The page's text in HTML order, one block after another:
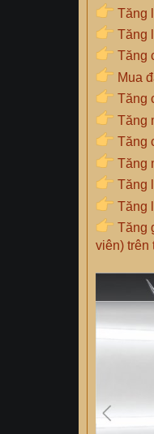
Tăng
Tăng
Tăng
Mua
Tăng
Tăng
Tăng
Tăng
Tăng
Tăng
Tăng
viên) trên